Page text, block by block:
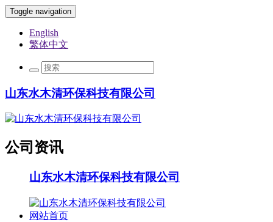
Toggle navigation
English
繁体中文
山东水木清环保科技有限公司
公司资讯
山东水木清环保科技有限公司
网站首页